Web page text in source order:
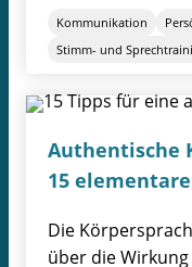
Kommunikation
Stimm- und
Authentische
15
Die
über die